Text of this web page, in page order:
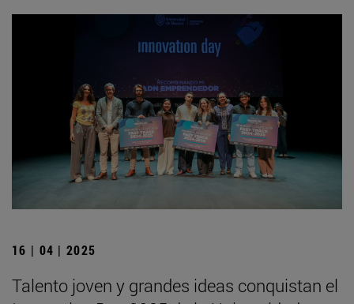
16 | 04 | 2025
Talento joven y grandes ideas conquistan el